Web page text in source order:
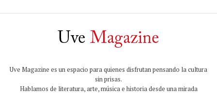
Uve Magazine es un espacio para quienes disfrutan pensando la cultura
sin prisas.
Hablamos de literatura, arte, música e historia desde una mirada